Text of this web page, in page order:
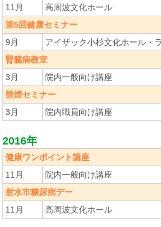
11月
高周波文化ホール
第5回健康セミナー
9月
アイザック小杉文化ホール・
腎臓病教室
3月
院内一般向け講座
禁煙セミナー
3月
院内職員向け講座
2016年
健康ワンポイント講座
11月
院内一般向け講座
射水市糖尿病デー
11月
高周波文化ホール